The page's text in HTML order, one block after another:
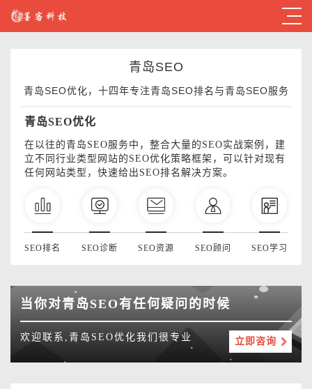
青岛SEO
青岛SEO优化，十四年专注青岛SEO排名与青岛SEO服务
青岛SEO优化
在以往的青岛SEO服务中，整合大量的SEO实战案例，建
立不同行业类型网站的SEO优化策略框架，可以针对现有
任何网站类型，快速给出SEO排名解决方案。
SEO排名 SEO诊断 SEO资源 SEO顾问 SEO学习
当你对青岛SEO有任何疑问的时候
欢迎联系,青岛SEO优化我们很专业 立即咨询